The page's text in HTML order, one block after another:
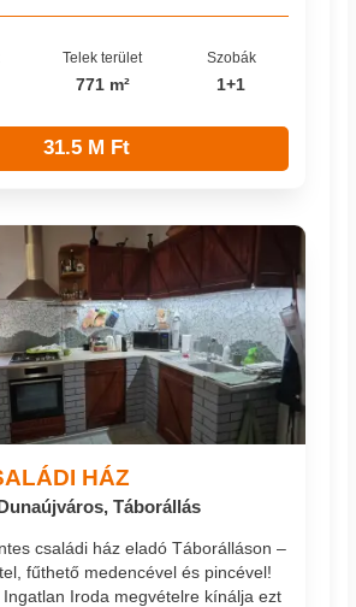
Telek terület
771 m²
Szobák
1+1
31.5 M Ft
HÁZ
Táborállás
családi ház eladó Táborálláson –
fűthető medencével és pincével!
Iroda megvételre kínálja ezt